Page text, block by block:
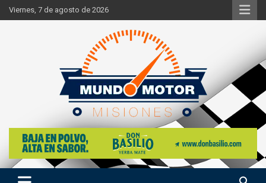
Skip
to
Viernes, 7 de agosto de 2026
Mundo Motor Misiones
Si hay ruido de motores ahí estaremos